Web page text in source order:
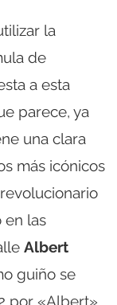
la
de
a esta
parece, ya
una clara
más icónicos
en las
Albert
guiño se
por «Albert».